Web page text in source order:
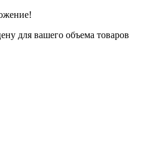
для вашего объема товаров